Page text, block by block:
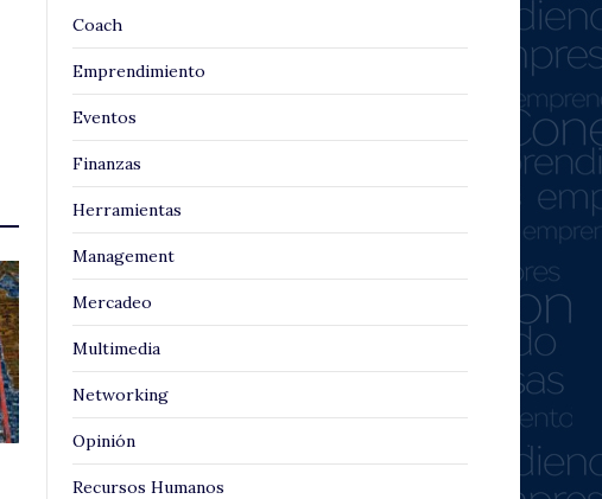
Coach
Emprendimiento
Eventos
Finanzas
Herramientas
Management
Mercadeo
Multimedia
Networking
Opinión
Recursos Humanos